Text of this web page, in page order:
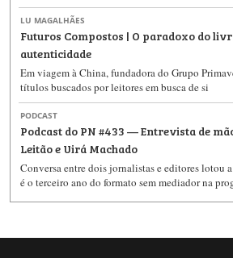
LU MAGALHÃES
Futuros Compostos | O paradoxo do
autenticidade
Em viagem à China, fundadora do Grupo
títulos buscados por leitores em busca de si
PODCAST
Podcast do PN #433 — Entrevista de
Leitão e Uirá Machado
Conversa entre dois jornalistas e editores lotou
é o terceiro ano do formato sem mediador na